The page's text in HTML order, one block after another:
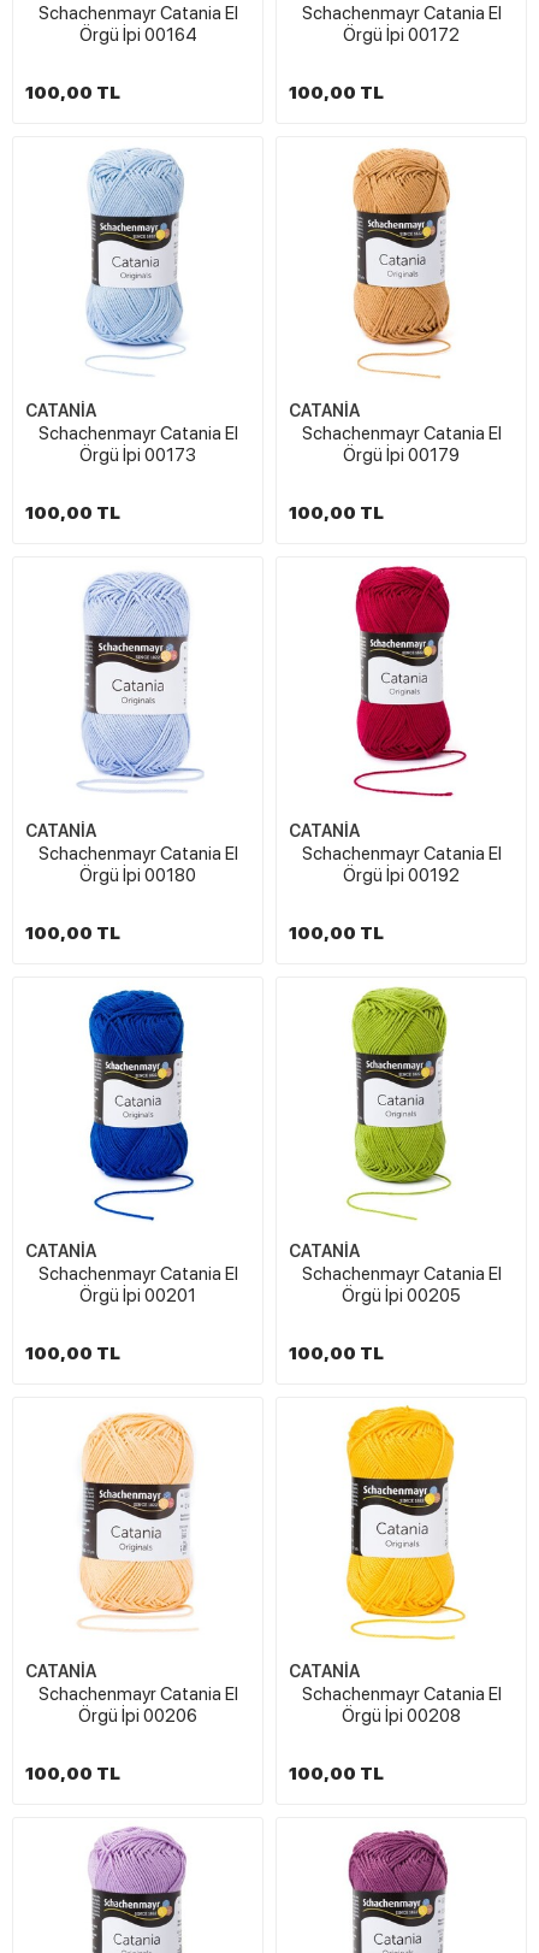
Schachenmayr Catania El
Örgü İpi 00164
100,00 TL
Schachenmayr Catania El
Örgü İpi 00172
100,00 TL
CATANİA
Schachenmayr Catania El
Örgü İpi 00173
100,00 TL
CATANİA
Schachenmayr Catania El
Örgü İpi 00179
100,00 TL
CATANİA
Schachenmayr Catania El
Örgü İpi 00180
100,00 TL
CATANİA
Schachenmayr Catania El
Örgü İpi 00192
100,00 TL
CATANİA
Schachenmayr Catania El
Örgü İpi 00201
100,00 TL
CATANİA
Schachenmayr Catania El
Örgü İpi 00205
100,00 TL
CATANİA
Schachenmayr Catania El
Örgü İpi 00206
100,00 TL
CATANİA
Schachenmayr Catania El
Örgü İpi 00208
100,00 TL